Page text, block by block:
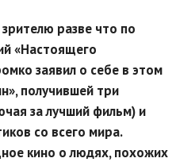
разве что по
«Настоящего
заявил о себе в этом
получившей три
за лучший фильм) и
со всего мира.
кино о людях, похожих